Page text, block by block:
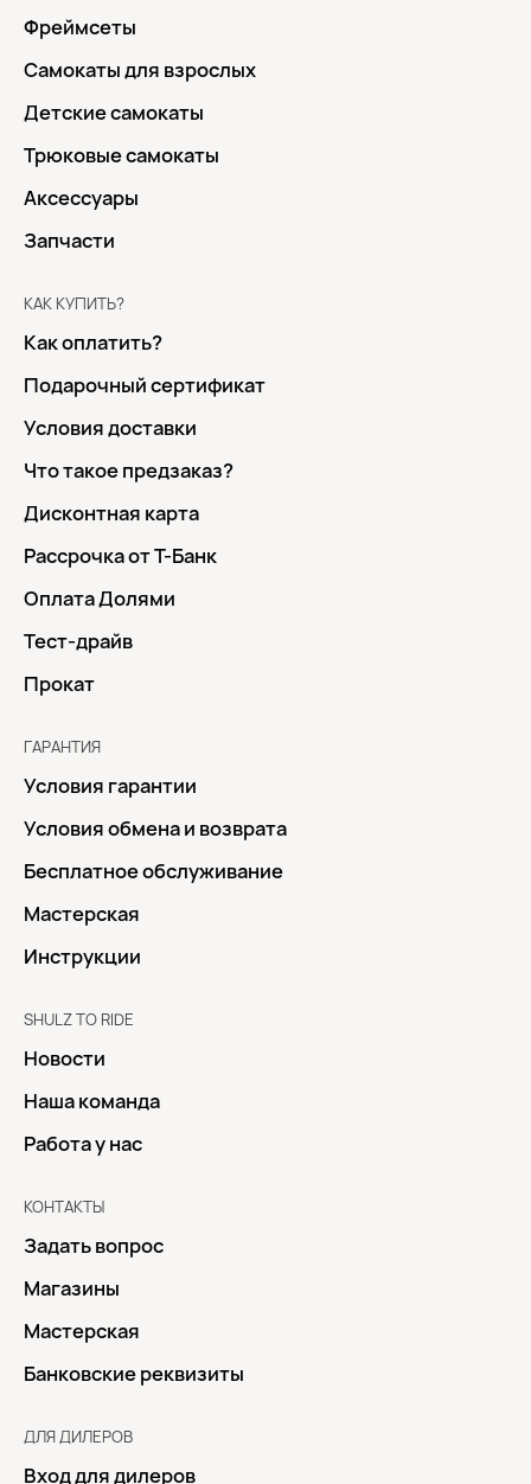
Фреймсеты
Самокаты для взрослых
Детские самокаты
Трюковые самокаты
Аксессуары
Запчасти
КАК КУПИТЬ?
Как оплатить?
Подарочный сертификат
Условия доставки
Что такое предзаказ?
Дисконтная карта
Рассрочка от Т-Банк
Оплата Долями
Тест-драйв
Прокат
ГАРАНТИЯ
Условия гарантии
Условия обмена и возврата
Бесплатное обслуживание
Мастерская
Инструкции
SHULZ TO RIDE
Новости
Наша команда
Работа у нас
КОНТАКТЫ
Задать вопрос
Магазины
Мастерская
Банковские реквизиты
ДЛЯ ДИЛЕРОВ
Вход для дилеров